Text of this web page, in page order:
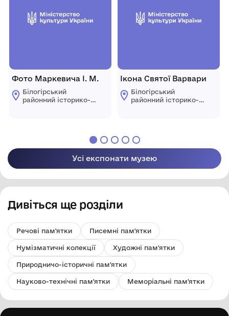
Фото Маркевича І. М.
Білогірський
районний історико-
Ікона Святої Варвари
Білогірський
районний історико-
Усі експонати музею
Дивіться ще розділи
Речові пам'ятки Писемні пам'ятки
Нумізматичні колекції Художні пам'ятки
Природничо-історичні пам'ятки
Науково-технічні пам'ятки Меморіальні пам'ятки